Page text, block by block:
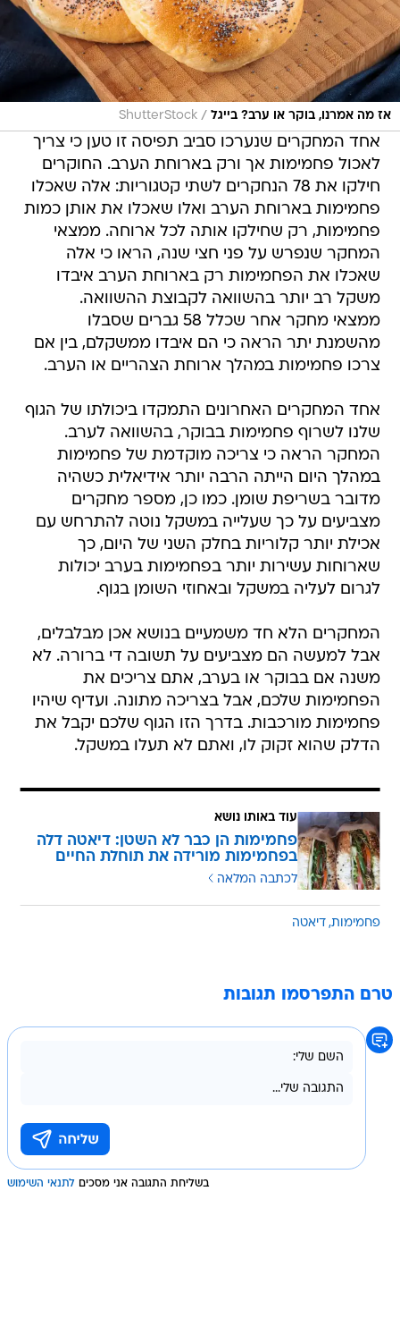
אז מה אמרנו, בוקר או ערב? בייגל /
ShutterStock
אחד המחקרים שנערכו סביב תפיסה זו טען כי צריך
לאכול פחמימות אך ורק בארוחת הערב. החוקרים
חילקו את 78 הנחקרים לשתי קטגוריות: אלה שאכלו
פחמימות בארוחת הערב ואלו שאכלו את אותן כמות
פחמימות, רק שחילקו אותה לכל ארוחה. ממצאי
המחקר שנפרש על פני חצי שנה, הראו כי אלה
שאכלו את הפחמימות רק בארוחת הערב איבדו
משקל רב יותר בהשוואה לקבוצת ההשוואה.
ממצאי מחקר אחר שכלל 58 גברים שסבלו
מהשמנת יתר הראה כי הם איבדו ממשקלם, בין אם
צרכו פחמימות במהלך ארוחת הצהריים או הערב.
אחד המחקרים האחרונים התמקדו ביכולתו של הגוף
שלנו לשרוף פחמימות בבוקר, בהשוואה לערב.
המחקר הראה כי צריכה מוקדמת של פחמימות
במהלך היום הייתה הרבה יותר אידיאלית כשהיה
מדובר בשריפת שומן. כמו כן, מספר מחקרים
מצביעים על כך שעלייה במשקל נוטה להתרחש עם
אכילת יותר קלוריות בחלק השני של היום, כך
שארוחות עשירות יותר בפחמימות בערב יכולות
לגרום לעליה במשקל ובאחוזי השומן בגוף.
המחקרים הלא חד משמעיים בנושא אכן מבלבלים,
אבל למעשה הם מצביעים על תשובה די ברורה. לא
משנה אם בבוקר או בערב, אתם צריכים את
הפחמימות שלכם, אבל בצריכה מתונה. ועדיף שיהיו
פחמימות מורכבות. בדרך הזו הגוף שלכם יקבל את
הדלק שהוא זקוק לו, ואתם לא תעלו במשקל.
עוד באותו נושא
פחמימות הן כבר לא השטן: דיאטה דלה
בפחמימות מורידה את תוחלת החיים
לכתבה המלאה
פחמימות דיאטה
טרם התפרסמו תגובות
בשליחת התגובה אני מסכים לתנאי השימוש